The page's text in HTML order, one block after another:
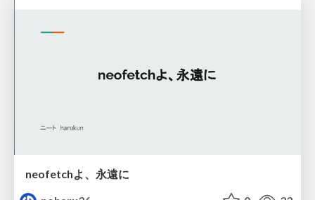
neofetchよ、永遠に